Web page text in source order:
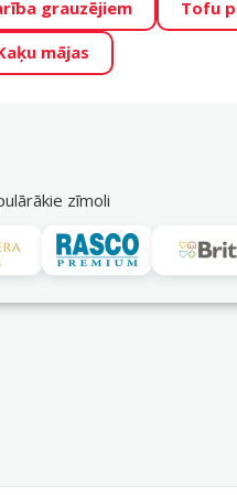
lieliskas cenas mīluļu
Varbūt tieši Tavs mīlulis
grauzējiem Tofu
mājas
zīmoli
piedāvājumi
bez strūklakas